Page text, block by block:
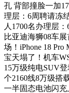
孔 背部撞脸一加
理层：6周聘请冻
人1700名办理层
比亚迪海狮08车
场！iPhone 18
宝天塌了！机车
15万级纯电SUV
个2160线8万级搭
一半固态电池闪充